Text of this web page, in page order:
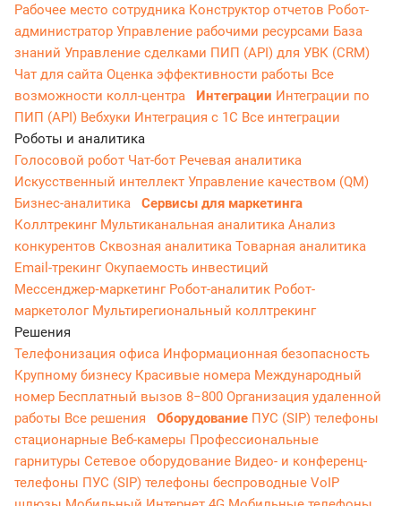
Рабочее место сотрудника Конструктор отчетов Робот-
администратор Управление рабочими ресурсами База
знаний Управление сделками ПИП (API) для УВК (CRM)
Чат для сайта Оценка эффективности работы Все
возможности колл-центра
Интеграции Интеграции по
ПИП (API) Вебхуки Интеграция с 1С Все интеграции
Роботы и аналитика
Голосовой робот Чат-бот Речевая аналитика
Искусственный интеллект Управление качеством (QM)
Бизнес-аналитика
Сервисы для маркетинга
Коллтрекинг Мультиканальная аналитика Анализ
конкурентов Сквозная аналитика Товарная аналитика
Email-трекингОкупаемость инвестиций
Мессенджер‑маркетинг Робот-аналитик Робот-
маркетолог Мультирегиональный коллтрекинг
Решения
Телефонизация офиса Информационная безопасность
Крупному бизнесу Красивые номера Международный
номер Бесплатный вызов 8−800 Организация удаленной
работы Все решения Оборудование ПУС (SIP) телефоны
стационарные Веб-камеры Профессиональные
гарнитуры Сетевое оборудование Видео- и конференц-
телефоны ПУС (SIP) телефоны беспроводные VoIP